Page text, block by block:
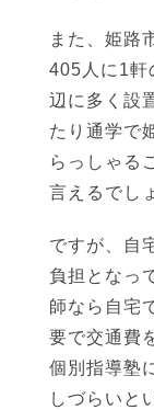
また、姫路
405人に1軒
辺に多く設
たり通学で
らっしゃる
言えるでし
ですが、自
負担となっ
師なら自宅
要で交通費
個別指導塾
しづらいと